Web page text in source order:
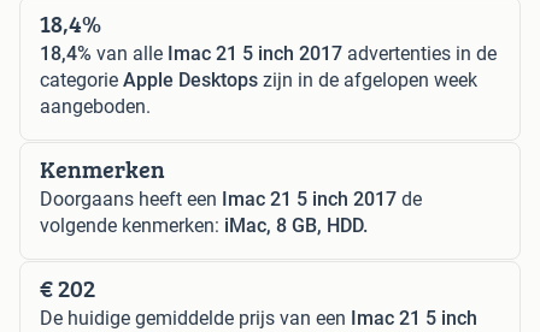
18,4%
18,4% van alle Imac 21 5 inch 2017 advertenties in de
categorie Apple Desktops zijn in de afgelopen week
aangeboden.
Kenmerken
Doorgaans heeft een Imac 21 5 inch 2017 de
volgende kenmerken: iMac, 8 GB, HDD.
€ 202
De huidige gemiddelde prijs van een Imac 21 5 inch